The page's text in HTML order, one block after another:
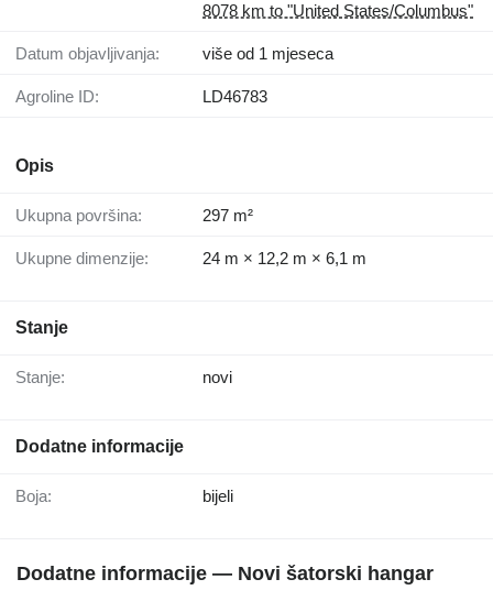
8078 km to "United States/Columbus"
Datum objavljivanja: više od 1 mjeseca
Agroline ID: LD46783
Opis
Ukupna površina: 297 m²
Ukupne dimenzije: 24 m × 12,2 m × 6,1 m
Stanje
Stanje: novi
Dodatne informacije
Boja: bijeli
Dodatne informacije — Novi šatorski hangar